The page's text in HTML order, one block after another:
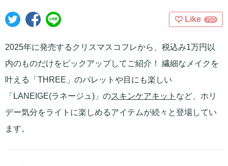
Like 750
2025年に発売するクリスマスコフレから、税込み1万円以
内のものだけをピックアップしてご紹介！ 繊細なメイクを
叶える「THREE」のパレットや目にも楽しい
「LANEIGE(ラネージュ)」のスキンケアキット など、ホリ
デー気分をライトに楽しめるアイテムが続々と登場してい
ます。